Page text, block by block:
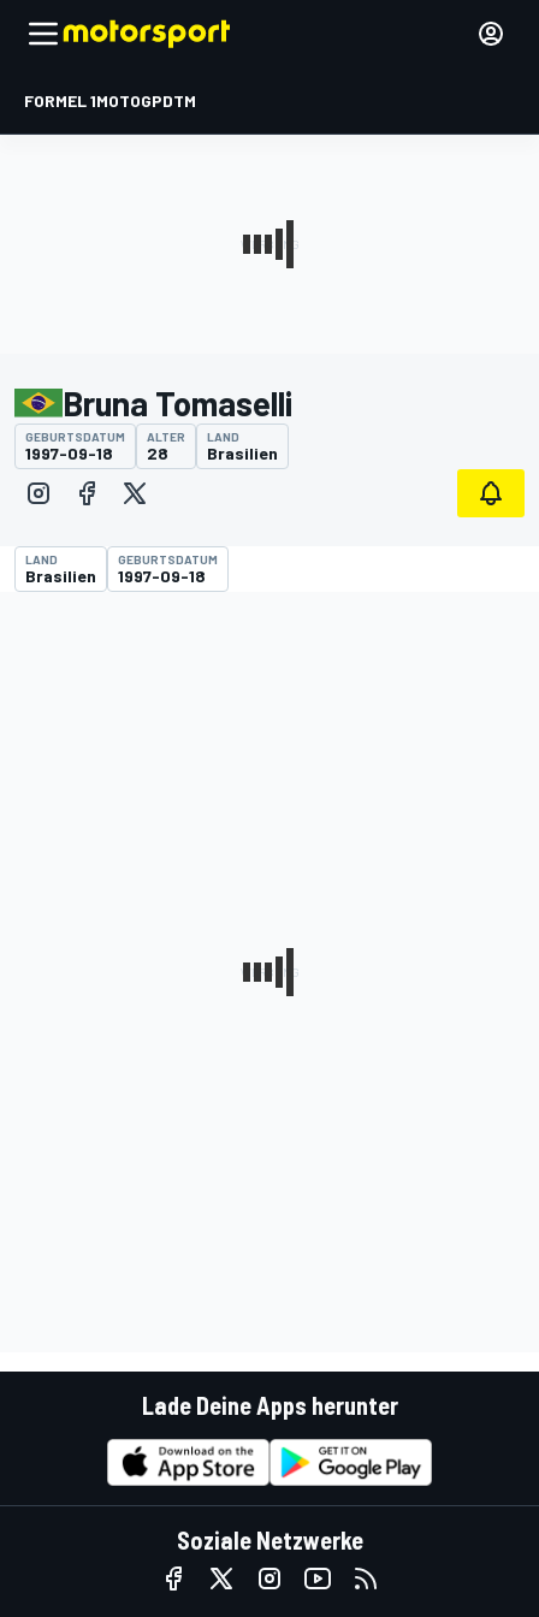
FORMEL 1MOTOGPDTM
Bruna Tomaselli
GEBURTSDATUM
1997-09-18
ALTER
28
LAND
Brasilien
LAND
Brasilien
GEBURTSDATUM
1997-09-18
Lade Deine Apps herunter
Soziale Netzwerke